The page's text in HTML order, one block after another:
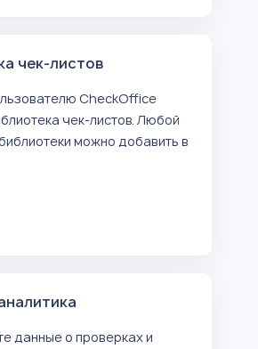
чек-листов
CheckOffice
чек-листов. Любой
можно добавить в
данные о проверках и